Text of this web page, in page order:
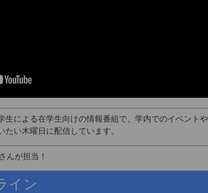
生による在学生向けの情報番組で、学内でのイベントや
い木曜日に配信しています。
んが担当！
イン